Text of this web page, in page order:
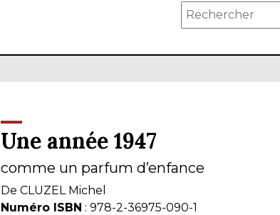
Une année 1947
comme un parfum d’enfance
DeCLUZEL Michel
Numéro ISBN : 978-2-36975-090-1